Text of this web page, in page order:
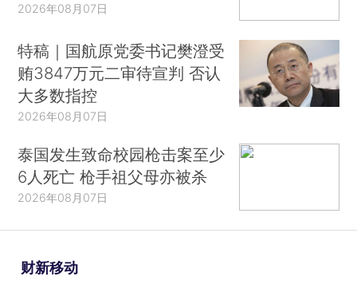
2026年08月07日
特稿｜国航原党委书记樊澄受
贿3847万元二审待宣判 否认
大多数指控
2026年08月07日
泰国发生致命校园枪击案至少
6人死亡 枪手祖父母亦被杀
2026年08月07日
财新移动